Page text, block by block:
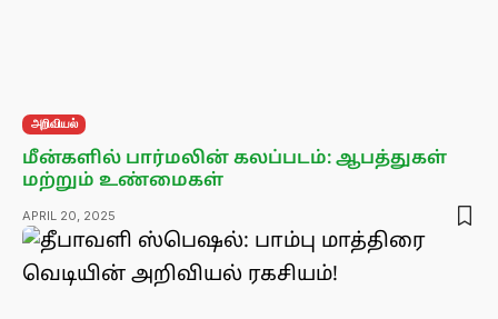
அறிவியல்
மீன்களில் பார்மலின் கலப்படம்: ஆபத்துகள்
மற்றும் உண்மைகள்
APRIL 20, 2025